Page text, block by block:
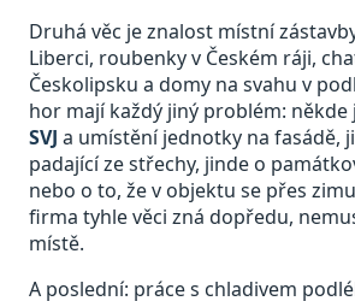
Druhá věc je znalost místní
Liberci, roubenky v Českém ráji,
Českolipsku a domy na svahu v
hor mají každý jiný problém: někde
SVJ a umístění jednotky na fasádě,
padající ze střechy, jinde o
nebo o to, že v objektu se přes
firma tyhle věci zná dopředu,
místě.
A poslední: práce s chladivem